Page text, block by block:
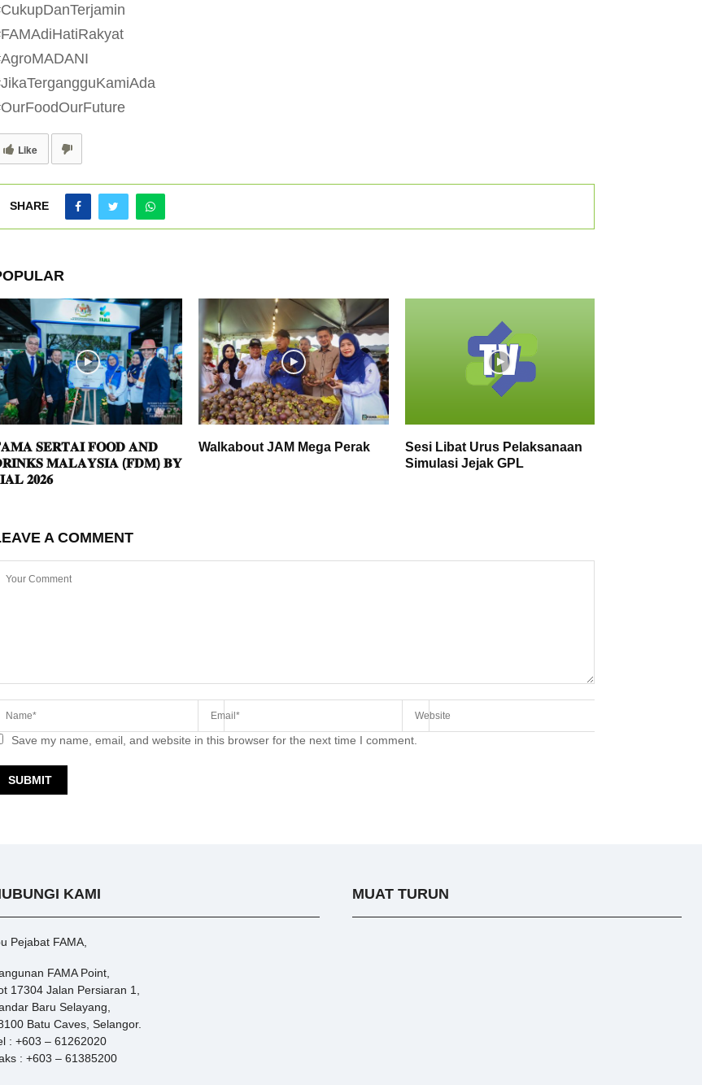
Like
SHARE
𝐒𝐄𝐑𝐓𝐀𝐈 𝐅𝐎𝐎𝐃 𝐀𝐍𝐃
𝐌𝐀𝐋𝐀𝐘𝐒𝐈𝐀 (𝐅𝐃𝐌) 𝐁𝐘
𝟐𝟎𝟐𝟔
Walkabout JAM Mega Perak
Sesi Libat Urus Pelaksanaan
Simulasi Jejak GPL
A COMMENT
Save my name, email, and website in this browser for the next time I comment.
KAMI
Pejabat FAMA,
FAMA Point,
17304 Jalan Persiaran 1,
Baru Selayang,
Batu Caves, Selangor.
: +603 – 61262020
: +603 – 61385200
MUAT TURUN